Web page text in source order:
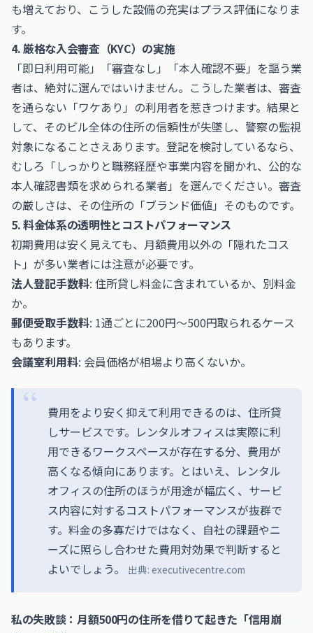
も増えており、こうした設備の充実はプラス評価になりま
す。
4. 厳格な入会審査（KYC）の実施
「即日利用可能」「審査なし」「本人確認不要」を謳う業
者は、絶対に選んではいけません。こうした業者は、審査
を通らない「ワケあり」の利用者を惹きつけます。結果と
して、そのビル全体の住所の信頼性が失墜し、警察の監視
対象になることさえあります。登記を検討しているなら、
むしろ「しっかりと職務経歴や事業内容を聞かれ、公的な
本人確認書類を求められる業者」を選んでください。審査
の厳しさは、その住所の「ブランド価値」そのものです。
5. 料金体系の透明性とコストパフォーマンス
初期費用は安く見えても、月額費用以外の「隠れたコス
ト」が多い業者には注意が必要です。
法人登記手数料: 住所貸し料金に含まれているか、別料金
か。
郵便受取手数料: 1通ごとに200円〜500円取られるケース
もあります。
会議室利用料: 会員価格が相場より高くないか。
費用をより安く抑えて利用できるのは、住所貸
しサービスです。レンタルオフィスは実際に利
用できるワークスペースが存在する分、費用が
高くなる傾向にあります。とはいえ、レンタル
オフィスの住所のほうが用途が幅広く、サービ
ス内容に対するコストパフォーマンスが抜群で
す。料金の多寡だけではなく、自社の課題やニ
ーズに照らし合わせた費用対効果で判断すると
よいでしょう。
出典: executivecentre.com
私の失敗談：月額500円の住所を借りて起きた「信用崩